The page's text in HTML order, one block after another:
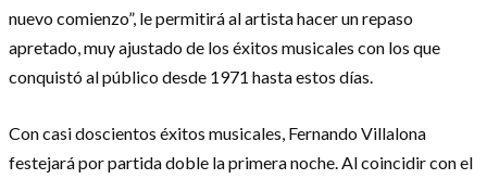
nuevo comienzo”, le permitirá al artista hacer un repaso
apretado, muy ajustado de los éxitos musicales con los que
conquistó al público desde 1971 hasta estos días.
Con casi doscientos éxitos musicales, Fernando Villalona
festejará por partida doble la primera noche. Al coincidir con el